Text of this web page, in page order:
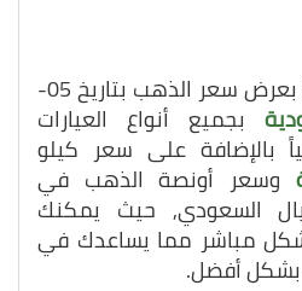
قمنا في هذه الصفحة بعرض سعر الذهب بتاريخ 05-
بجميع أنواع العيارات
بالإضافة على سعر كيلو
وسعر أونصة الذهب في
السعودي, حيث يمكنك
بشكل مباشر مما يساعدك في
بشكل أفضل.